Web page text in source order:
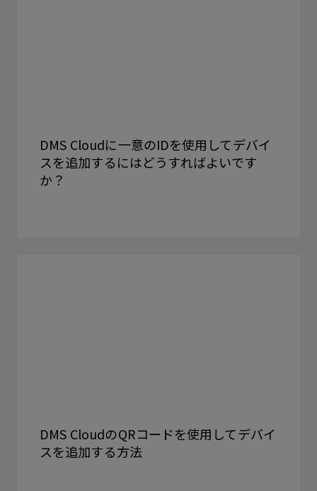
DMS Cloudに一意のIDを使用してデバイ
スを追加するにはどうすればよいです
か？
DMS CloudのQRコードを使用してデバイ
スを追加する方法